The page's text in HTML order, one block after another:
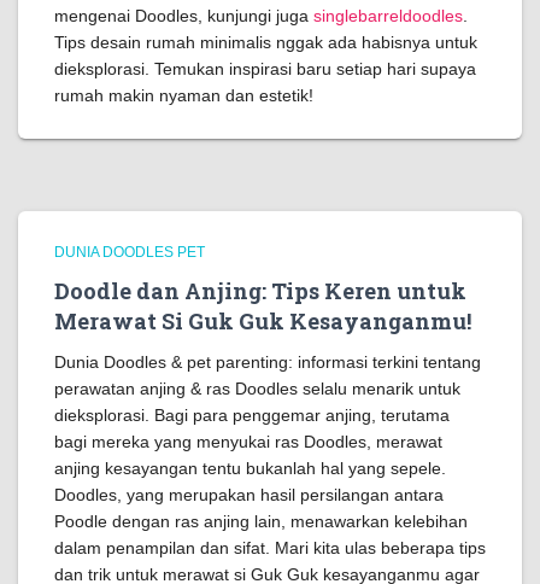
mengenai Doodles, kunjungi juga singlebarreldoodles
Tips desain rumah minimalis nggak ada habisnya untuk
dieksplorasi. Temukan inspirasi baru setiap hari supaya
rumah makin nyaman dan estetik!
DUNIA DOODLES PET
Doodle dan Anjing: Tips Keren untuk
Merawat Si Guk Guk Kesayanganmu!
Dunia Doodles & pet parenting: informasi terkini tentang
perawatan anjing & ras Doodles selalu menarik untuk
dieksplorasi. Bagi para penggemar anjing, terutama
bagi mereka yang menyukai ras Doodles, merawat
anjing kesayangan tentu bukanlah hal yang sepele.
Doodles, yang merupakan hasil persilangan antara
Poodle dengan ras anjing lain, menawarkan kelebihan
dalam penampilan dan sifat. Mari kita ulas beberapa tips
dan trik untuk merawat si Guk Guk kesayanganmu agar